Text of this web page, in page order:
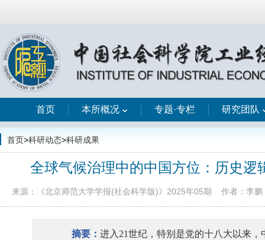
首页 本所概况 专题·专栏 研究团队
首页>科研动态>科研成果
全球气候治理中的中国方位：历史逻
来源：《北京师范大学学报(社会科学版)》2025年05期 作者：李鹏
摘要 ：进入21世纪，特别是党的十八大以来